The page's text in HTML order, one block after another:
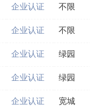
企业认证 不限
企业认证 不限
企业认证 绿园
企业认证 绿园
企业认证 宽城